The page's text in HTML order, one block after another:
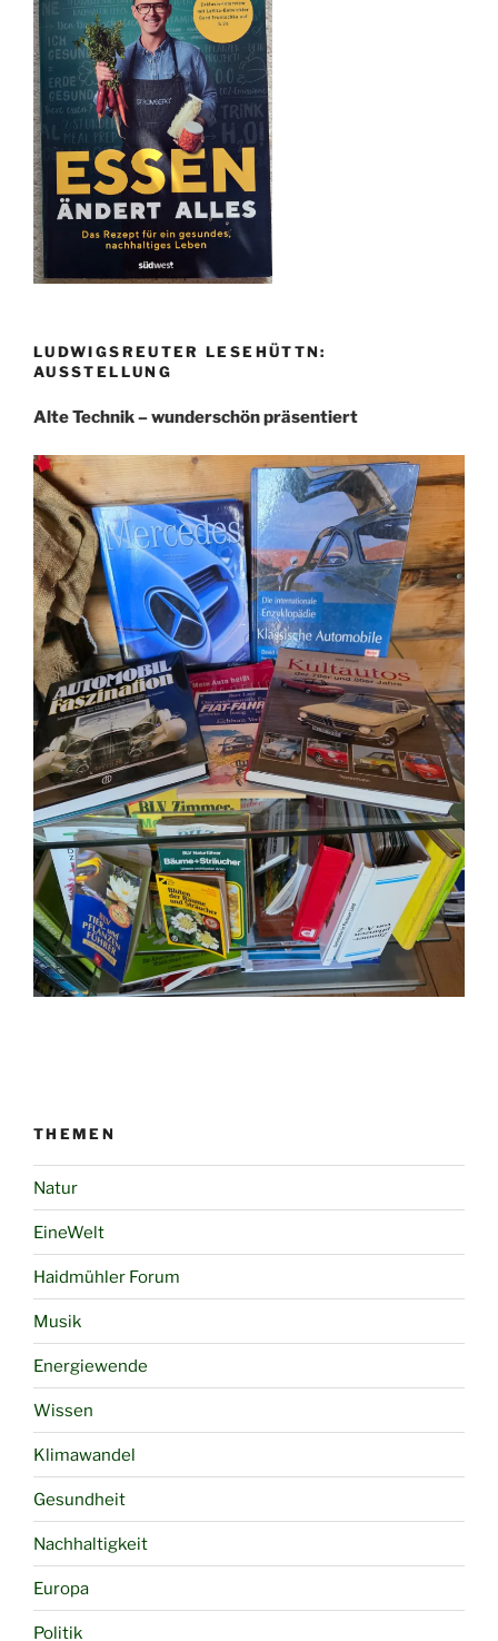
LUDWIGSREUTER LESEHÜTTN:
AUSSTELLUNG
Alte Technik – wunderschön präsentiert
THEMEN
Natur
EineWelt
Haidmühler Forum
Musik
Energiewende
Wissen
Klimawandel
Gesundheit
Nachhaltigkeit
Europa
Politik